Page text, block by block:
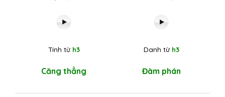
Tính từ h3
Căng thẳng
Danh từ h3
Đàm phán